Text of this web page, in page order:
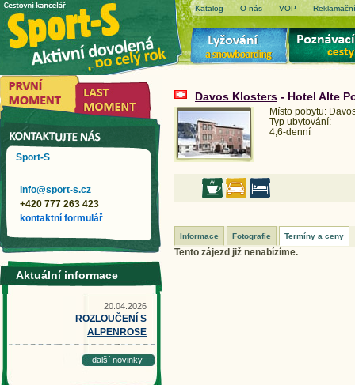
Katalog O nás VOP
Davos Klosters - Hotel Alte
Místo pobytu:
Typ ubytování:
4,6-denní
Informace Fotografie Termíny a ceny
Tento zájezd již nenabízíme.
Sport-S
info@sport-s.cz
+420 777 263 423
kontaktní formulář
Aktuální informace
20.04.2026
ROZLOUČENÍ S
ALPENROSE
další novinky